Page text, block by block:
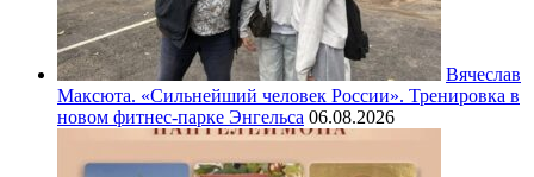
Вячеслав
Максюта. «Сильнейший человек России». Тренировка в
новом фитнес-парке Энгельса 06.08.2026